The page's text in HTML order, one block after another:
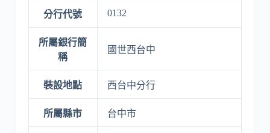
分行代號 0132
所屬銀行簡
稱
國世西台中
裝設地點 西台中分行
所屬縣市 台中市